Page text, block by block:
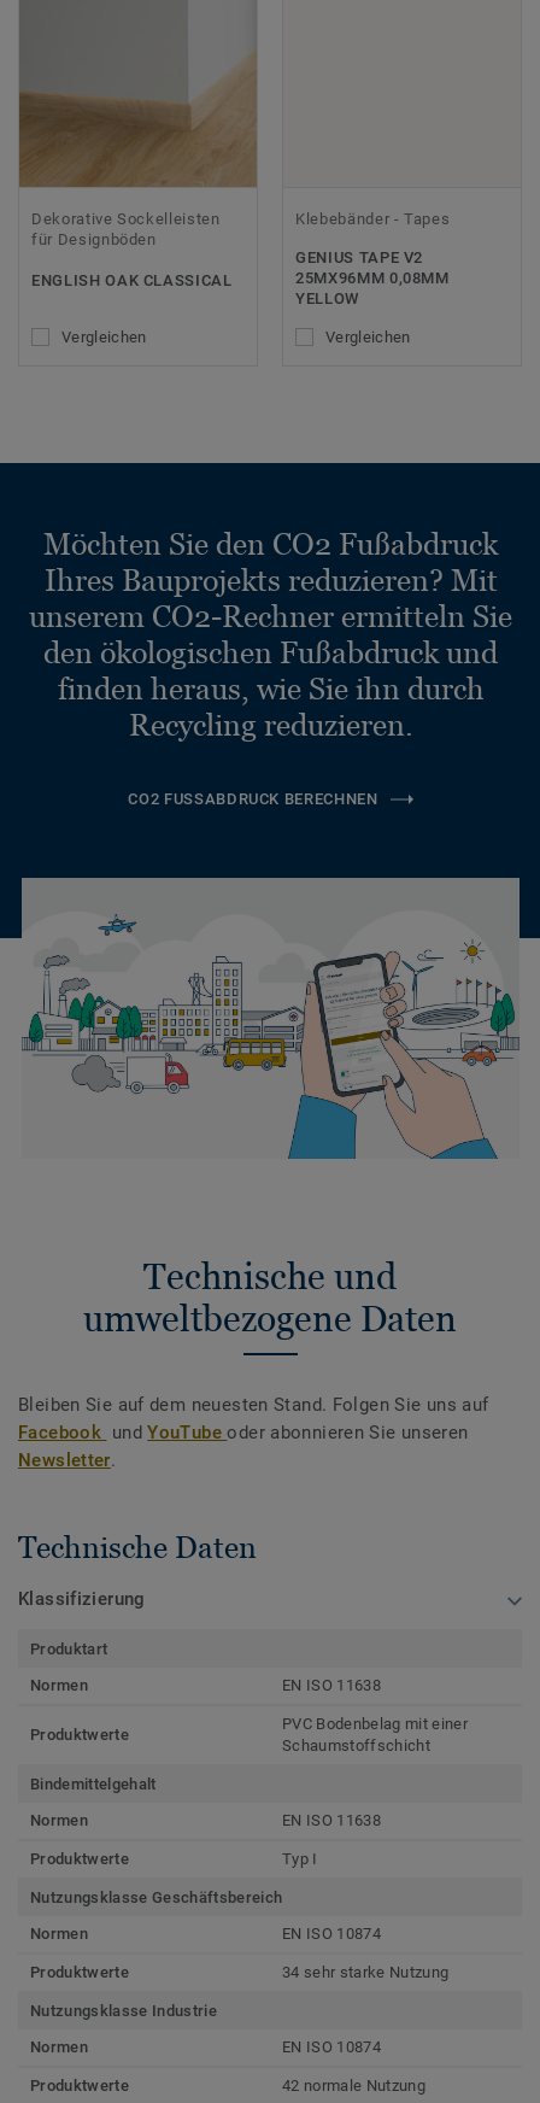
Dekorative Sockelleisten
für Designböden
ENGLISH OAK CLASSICAL
Vergleichen
Klebebänder - Tapes
GENIUS TAPE V2
25MX96MM 0,08MM
YELLOW
Vergleichen
Möchten Sie den CO2 Fußabdruck
Ihres Bauprojekts reduzieren? Mit
unserem CO2-Rechner ermitteln Sie
den ökologischen Fußabdruck und
finden heraus, wie Sie ihn durch
Recycling reduzieren.
CO2 FUSSABDRUCK BERECHNEN
Technische und
umweltbezogene Daten
Bleiben Sie auf dem neuesten Stand. Folgen Sie uns auf
Facebook undYouTubeoder abonnieren Sie unseren
Newsletter.
Technische Daten
Klassifizierung
Produktart
Normen
EN ISO 11638
Produktwerte
PVC Bodenbelag mit einer
Schaumstoffschicht
Bindemittelgehalt
Normen
EN ISO 11638
Produktwerte Typ I
Nutzungsklasse Geschäftsbereich
Normen
EN ISO 10874
Produktwerte 34 sehr starke Nutzung
Nutzungsklasse Industrie
Normen
EN ISO 10874
Produktwerte 42 normale Nutzung